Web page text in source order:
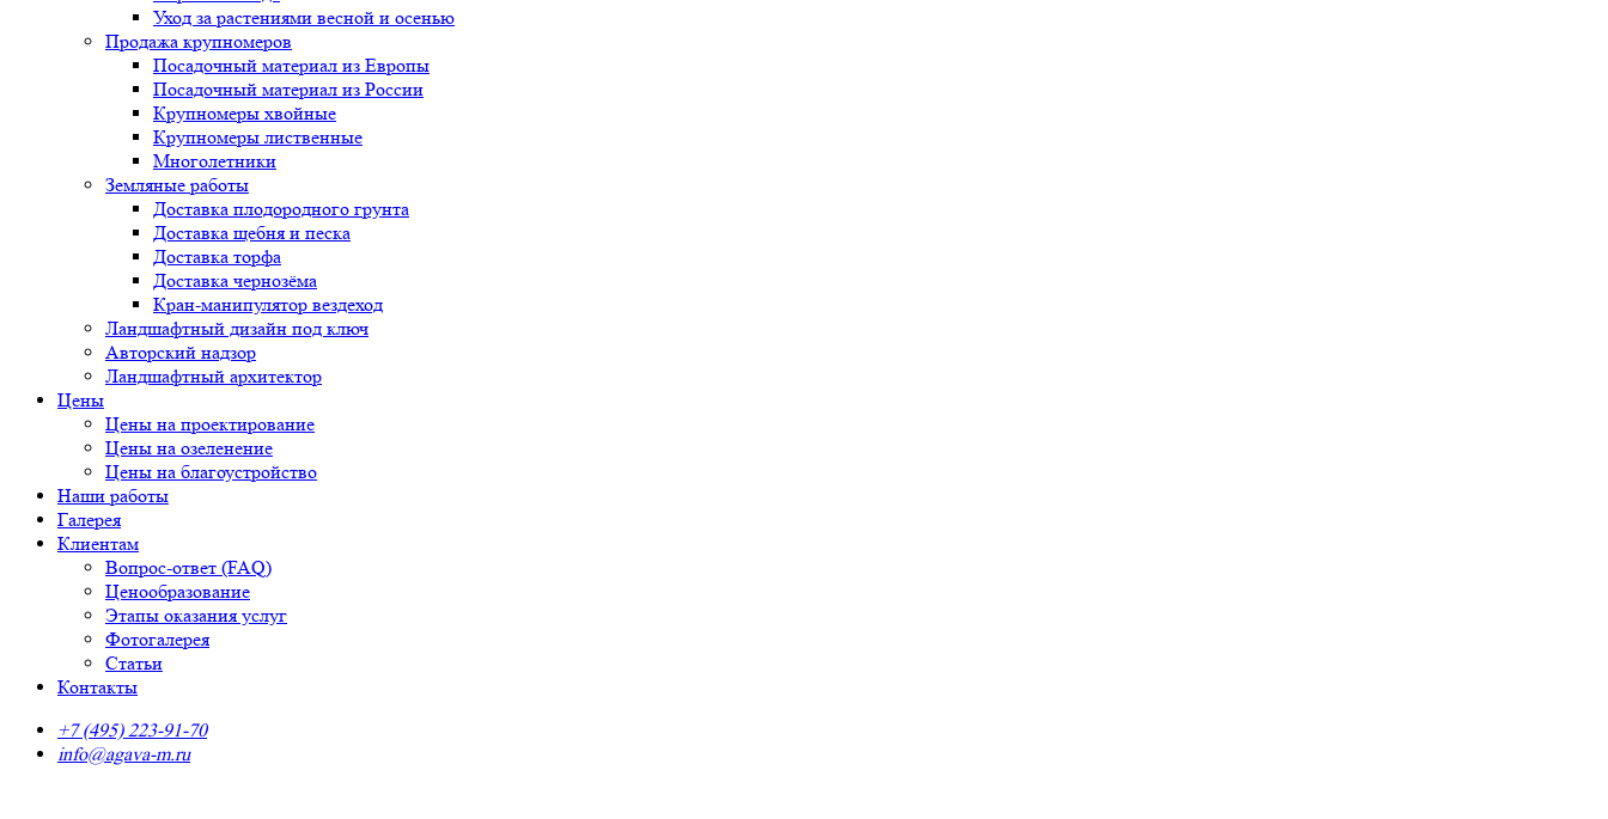
Уход за растениями весной и осенью
Продажа крупномеров
Посадочный материал из Европы
Посадочный материал из России
Крупномеры хвойные
Крупномеры лиственные
Многолетники
Земляные работы
Доставка плодородного грунта
Доставка щебня и песка
Доставка торфа
Доставка чернозёма
Кран-манипулятор вездеход
Ландшафтный дизайн под ключ
Авторский надзор
Ландшафтный архитектор
Цены
Цены на проектирование
Цены на озеленение
Цены на благоустройство
Наши работы
Галерея
Клиентам
Вопрос-ответ (FAQ)
Ценообразование
Этапы оказания услуг
Фотогалерея
Статьи
Контакты
+7 (495) 223-91-70
info@agava-m.ru